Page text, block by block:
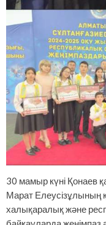
30 мамыр күні Қонаев
Марат
халықаралық және